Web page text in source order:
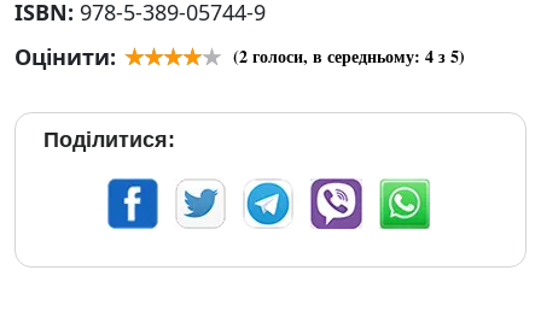
ISBN: 978-5-389-05744-9
Оцінити:
(2голоси, в середньому: 4з 5)
Поділитися: